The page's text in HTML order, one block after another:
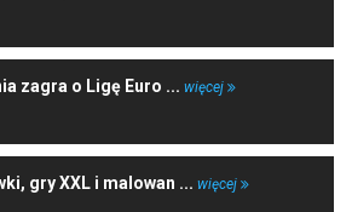
zagra o Ligę Euro ... więcej
gry XXL i malowan ... więcej